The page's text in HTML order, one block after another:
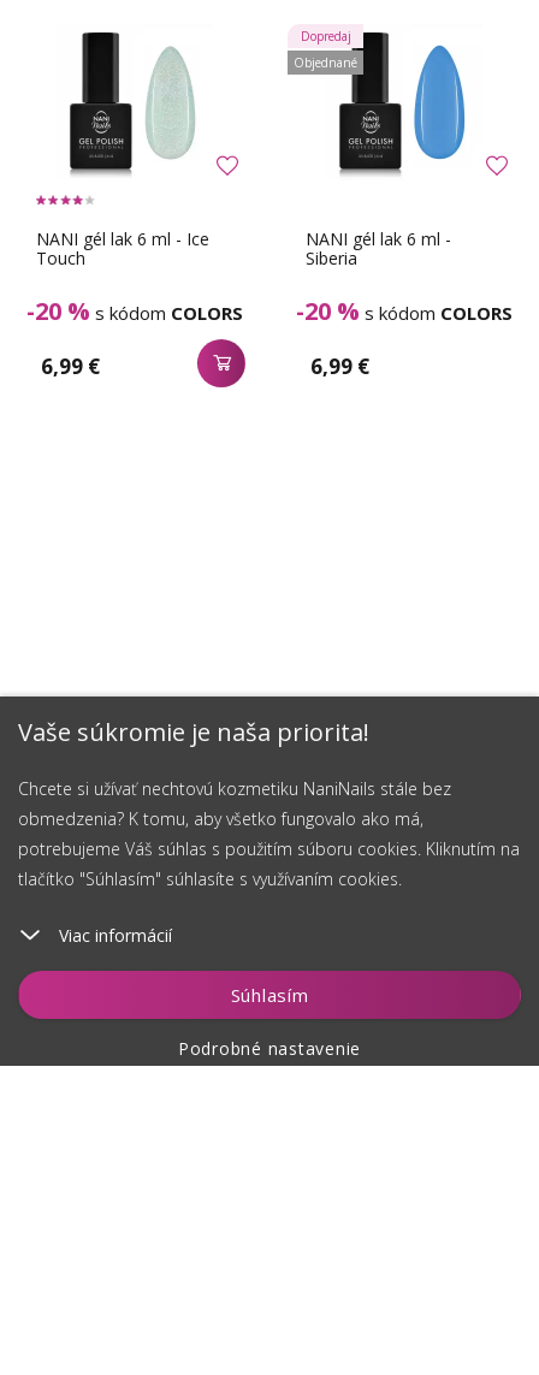
Vaše súkromie je naša priorita!
Chcete si užívať nechtovú kozmetiku NaniNails stále bez
obmedzenia? K tomu, aby všetko fungovalo ako má,
potrebujeme Váš súhlas s použitím súboru cookies. Kliknutím na
tlačítko "Súhlasím" súhlasíte s využívaním cookies.
Viac informácií
Súhlasím
Podrobné nastavenie
NANI gél lak 6 ml - Ice
Touch
-20 % s kódom COLORS
6,99 €
NANI gél lak 6 ml -
Siberia
-20 % s kódom COLORS
6,99 €
Dopredaj
Objednané